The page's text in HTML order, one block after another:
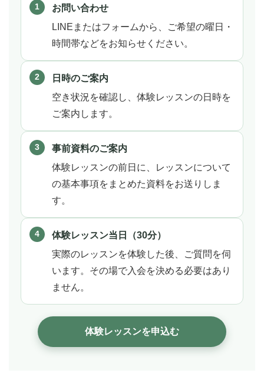
お問い合わせ
LINEまたはフォームから、ご希望の曜日・
時間帯などをお知らせください。
日時のご案内
空き状況を確認し、体験レッスンの日時を
ご案内します。
事前資料のご案内
体験レッスンの前日に、レッスンについて
の基本事項をまとめた資料をお送りしま
す。
体験レッスン当日（30分）
実際のレッスンを体験した後、ご質問を伺
います。その場で入会を決める必要はあり
ません。
体験レッスンを申込む